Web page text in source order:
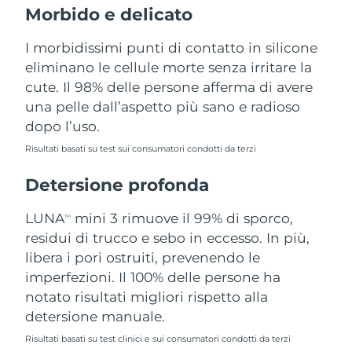
Morbido e delicato
I morbidissimi punti di contatto in silicone
eliminano le cellule morte senza irritare la
cute. Il 98% delle persone afferma di avere
una pelle dall’aspetto più sano e radioso
dopo l’uso.
Risultati basati su test sui consumatori condotti da terzi
Detersione profonda
LUNATM
mini 3 rimuove il 99% di sporco,
residui di trucco e sebo in eccesso. In più,
libera i pori ostruiti, prevenendo le
imperfezioni. Il 100% delle persone ha
notato risultati migliori rispetto alla
detersione manuale.
Risultati basati su test clinici e sui consumatori condotti da terzi
Filippine Consegna stimata
Polonia Consegna stimata10/08/2026
Portogallo Consegna stimata09/08/2026
Portorico
Romania Consegna stimata 09/08/2026
Russia Consegna stimata17/08/2026
Arabia Saudita